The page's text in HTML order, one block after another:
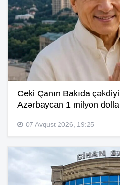
Ceki Çanın Bakıda
Azərbaycan 1 milyon
07 Avqust 2026, 19:25